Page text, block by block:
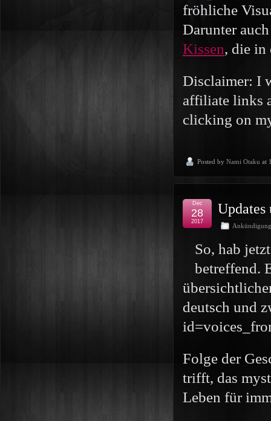
fröhliche
Darunter
Kissen, die in
Disclaimer: I
affiliate links
clicking on
Posted by Nami Otaku at
Updates
Dec
28
2017
So, hab
betreffend.
deutsch und
Folge der
trifft, das
Leben für